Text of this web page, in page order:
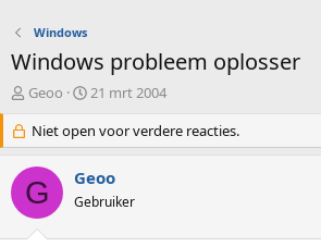
Windows
Windows probleem oplosser
O
d
e
r
w
e
Geoo
S
a
r
d
a
21 mrt 2004
Niet open voor verdere reacties.
G Geoo
Gebruiker